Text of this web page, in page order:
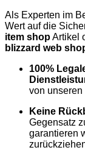
Als Experten im
Wert auf die
item shopArtikel
blizzard web
100%
von
Keine
Gegensatz
garantieren